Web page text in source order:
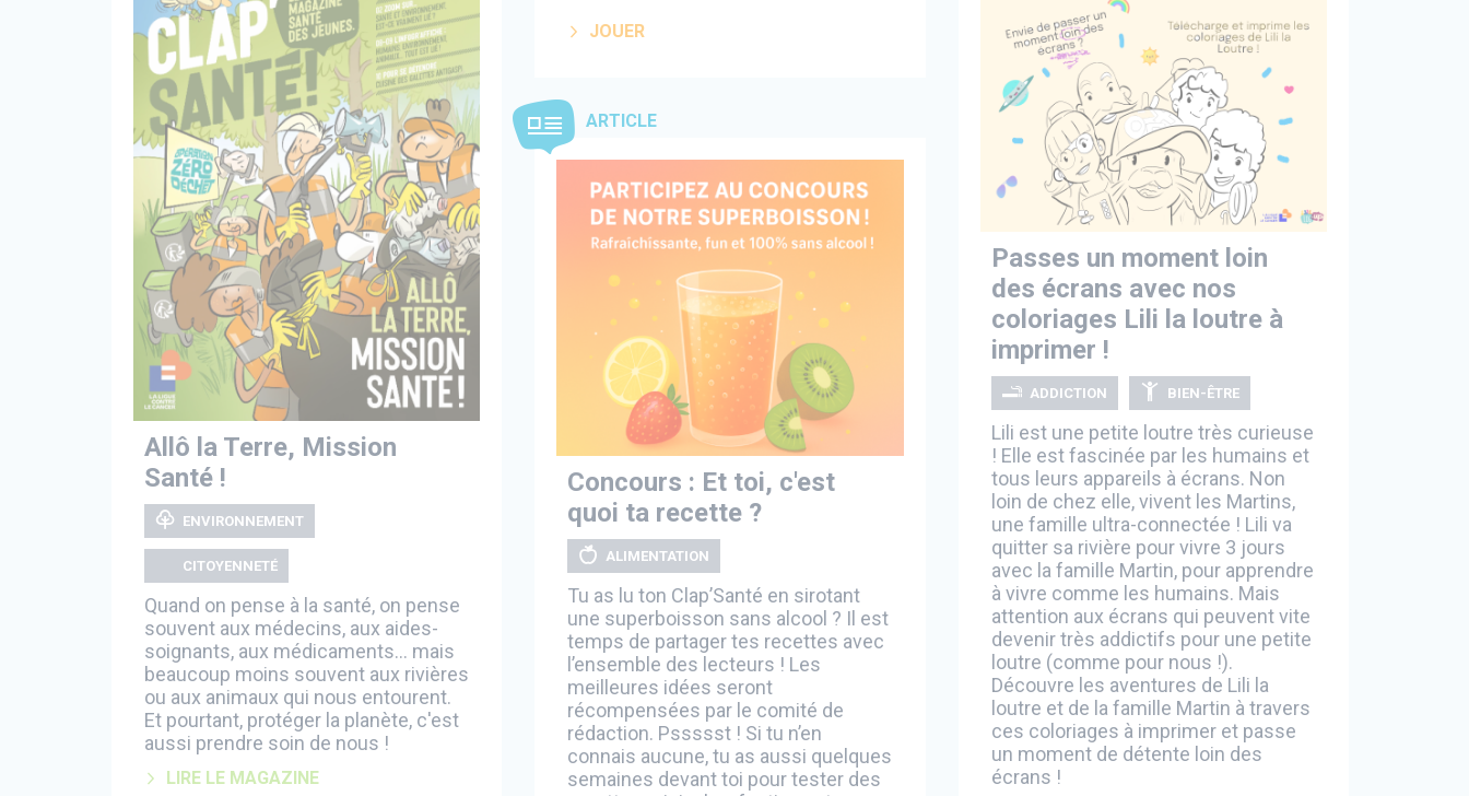
JOUER
Allô la Terre, Mission
Santé !
ENVIRONNEMENT
CITOYENNETÉ
Quand on pense à la santé, on pense
souvent aux médecins, aux aides-
soignants, aux médicaments... mais
beaucoup moins souvent aux rivières
ou aux animaux qui nous entourent.
Et pourtant, protéger la planète, c'est
aussi prendre soin de nous !
LIRE LE MAGAZINE
Passes un moment loin
des écrans avec nos
coloriages Lili la loutre à
imprimer !
ADDICTION BIEN-ÊTRE
Lili est une petite loutre très curieuse
! Elle est fascinée par les humains et
tous leurs appareils à écrans. Non
loin de chez elle, vivent les Martins,
une famille ultra-connectée ! Lili va
quitter sa rivière pour vivre 3 jours
avec la famille Martin, pour apprendre
à vivre comme les humains. Mais
attention aux écrans qui peuvent vite
devenir très addictifs pour une petite
loutre (comme pour nous !).
Découvre les aventures de Lili la
loutre et de la famille Martin à travers
ces coloriages à imprimer et passe
un moment de détente loin des
écrans !
ARTICLE
Concours : Et toi, c'est
quoi ta recette ?
ALIMENTATION
Tu as lu ton Clap’Santé en sirotant
une superboisson sans alcool ? Il est
temps de partager tes recettes avec
l’ensemble des lecteurs ! Les
meilleures idées seront
récompensées par le comité de
rédaction. Pssssst ! Si tu n’en
connais aucune, tu as aussi quelques
semaines devant toi pour tester des